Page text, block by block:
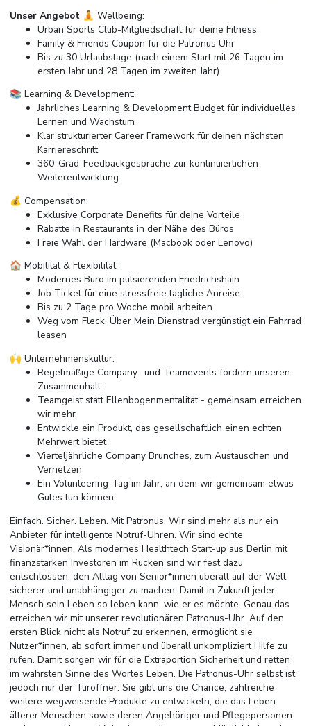
Unser Angebot🧘 Wellbeing:
Urban Sports Club-Mitgliedschaft für deine Fitness
Family & Friends Coupon für die Patronus Uhr
Bis zu 30 Urlaubstage (nach einem Start mit 26 Tagen im
ersten Jahr und 28 Tagen im zweiten Jahr)
📚 Learning & Development:
Jährliches Learning & Development Budget für individuelles
Lernen und Wachstum
Klar strukturierter Career Framework für deinen nächsten
Karriereschritt
360-Grad-Feedbackgespräche zur kontinuierlichen
Weiterentwicklung
💰 Compensation:
Exklusive Corporate Benefits für deine Vorteile
Rabatte in Restaurants in der Nähe des Büros
Freie Wahl der Hardware (Macbook oder Lenovo)
🏠 Mobilität & Flexibilität:
Modernes Büro im pulsierenden Friedrichshain
Job Ticket für eine stressfreie tägliche Anreise
Bis zu 2 Tage pro Woche mobil arbeiten
Weg vom Fleck. Über Mein Dienstrad vergünstigt ein Fahrrad
leasen
🙌 Unternehmenskultur:
Regelmäßige Company- und Teamevents fördern unseren
Zusammenhalt
Teamgeist statt Ellenbogenmentalität - gemeinsam erreichen
wir mehr
Entwickle ein Produkt, das gesellschaftlich einen echten
Mehrwert bietet
Vierteljährliche Company Brunches, zum Austauschen und
Vernetzen
Ein Volunteering-Tag im Jahr, an dem wir gemeinsam etwas
Gutes tun können
Einfach. Sicher. Leben. Mit Patronus. Wir sind mehr als nur ein
Anbieter für intelligente Notruf-Uhren. Wir sind echte
Visionär*innen. Als modernes Healthtech Start-up aus Berlin mit
finanzstarken Investoren im Rücken sind wir fest dazu
entschlossen, den Alltag von Senior*innen überall auf der Welt
sicherer und unabhängiger zu machen. Damit in Zukunft jeder
Mensch sein Leben so leben kann, wie er es möchte. Genau das
erreichen wir mit unserer revolutionären Patronus-Uhr. Auf den
ersten Blick nicht als Notruf zu erkennen, ermöglicht sie
Nutzer*innen, ab sofort immer und überall unkompliziert Hilfe zu
rufen. Damit sorgen wir für die Extraportion Sicherheit und retten
im wahrsten Sinne des Wortes Leben. Die Patronus-Uhr selbst ist
jedoch nur der Türöffner. Sie gibt uns die Chance, zahlreiche
weitere wegweisende Produkte zu entwickeln, die das Leben
älterer Menschen sowie deren Angehöriger und Pflegepersonen